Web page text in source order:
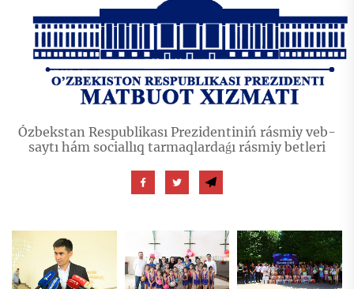
Ózbekstan Respublikası Prezidentiniń rásmiy veb-
saytı hám sociallıq tarmaqlardaǵı rásmiy betleri